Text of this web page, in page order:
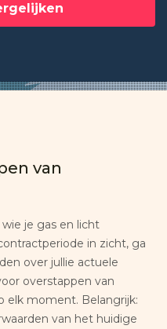
van
je gas en licht
in zicht, ga
over jullie actuele
overstappen van
elk moment. Belangrijk:
van het huidige